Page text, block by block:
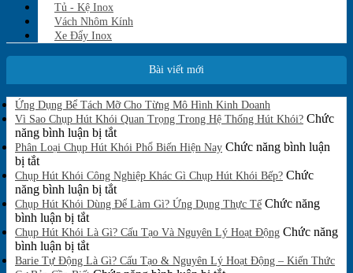
Tủ - Kệ Inox
Vách Nhôm Kính
Xe Đẩy Inox
Bài viết mới
Ứng Dụng Bể Tách Mỡ Cho Từng Mô Hình Kinh Doanh
có
bình
luận
ở
Dụng
Tách
Cho
Từng
Hình
Vì Sao Chụp Hút Khói Quan Trọng Trong Hệ Thống Hút Khói? Chức
năng bình luận bị tắtở
Vì
Chụp
Hút
Khói
Trọng
Hệ
Phân Loại Chụp Hút Khói Phổ Biến Hiện Nay Chức năng bình luận
bị tắtở
Phân
Loại
Chụp
Hút
Khói
Phổ
Biến
Chụp Hút Khói Công Nghiệp Khác Gì Chụp Hút Khói Bếp? Chức
năng bình luận bị tắtở
Chụp
Khói
Nghiệp
Chụp Hút Khói Dùng Để Làm Gì? Ứng Dụng Thực Tế Chức năng
bình luận bị tắtở
Chụp
Hút
Khói
Chụp Hút Khói Là Gì? Cấu Tạo Và Nguyên Lý Hoạt Động Chức năng
bình luận bị tắtở
Chụp
Barie Tự Động Là Gì? Cấu Tạo & Nguyên Lý Hoạt Động – Kiến Thức